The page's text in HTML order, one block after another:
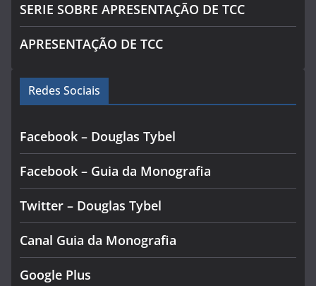
SERIE SOBRE APRESENTAÇÃO DE TCC
APRESENTAÇÃO DE TCC
Redes Sociais
Facebook – Douglas Tybel
Facebook – Guia da Monografia
Twitter – Douglas Tybel
Canal Guia da Monografia
Google Plus